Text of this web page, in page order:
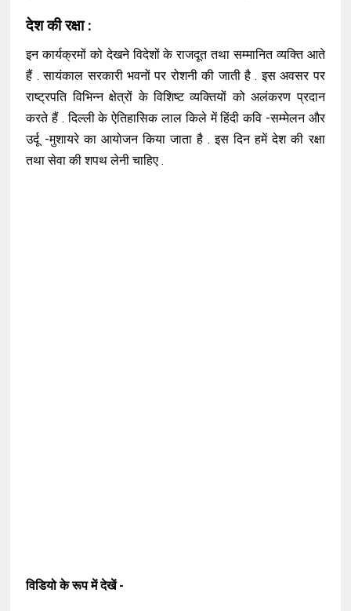
देश की रक्षा :
इन कार्यक्रमों को देखने विदेशों के राजदूत तथा सम्मानित व्यक्ति आते
हैं . सायंकाल सरकारी भवनों पर रोशनी की जाती है . इस अवसर पर
राष्ट्रपति विभिन्न क्षेत्रों के विशिष्ट व्यक्तियों को अलंकरण प्रदान
करते हैं . दिल्ली के ऐतिहासिक लाल किले में हिंदी कवि -सम्मेलन और
उर्दू -मुशायरे का आयोजन किया जाता है . इस दिन हमें देश की रक्षा
तथा सेवा की शपथ लेनी चाहिए .
विडियो के रूप में देखें -